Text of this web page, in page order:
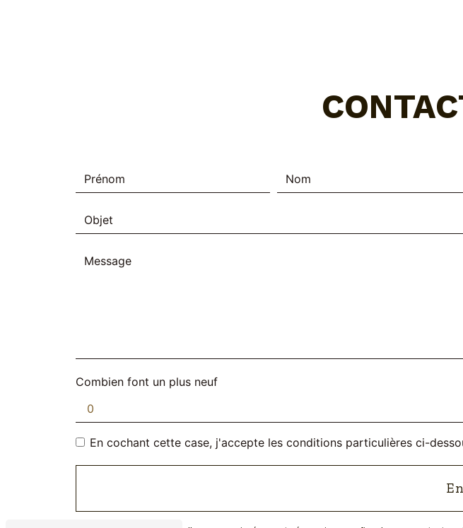
Combien font un plus neuf
En cochant cette case, j'accepte les conditions particulières ci-